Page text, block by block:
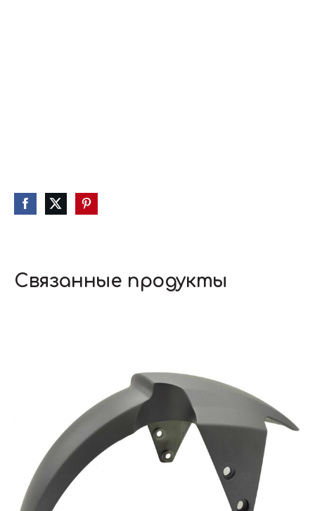
Связанные продукты